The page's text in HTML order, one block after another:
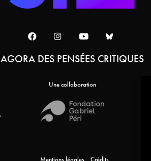
AGORA DES PENSÉES CRITIQUES
Une collaboration